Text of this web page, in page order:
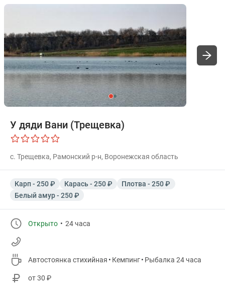
У дяди Вани (Трещевка)
с. Трещевка, Рамонский р-н, Воронежская область
Карп - 250 ₽ Карась - 250 ₽
Плотва - 250 ₽
Белый амур - 250 ₽
Открыто 24 часа
Автостоянка стихийная Кемпинг Рыбалка 24 часа
от 30 ₽